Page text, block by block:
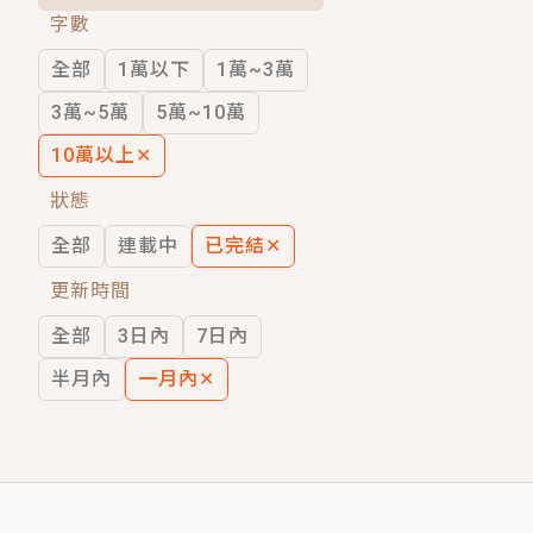
穿越｜《穿越遠古後成了野人娘子》你
字數
全部
1萬以下
1萬~3萬
3萬~5萬
5萬~10萬
10萬以上 ✕
狀態
全部
連載中 已完結✕
更新時間
全部
3日內
7日內
半月內
一月內 ✕